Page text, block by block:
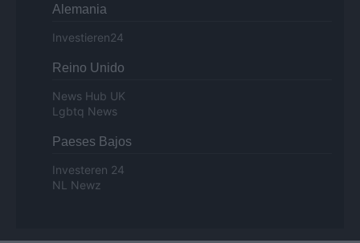
Alemania
Investieren24
Reino Unido
News Hub UK
Lgbtq News
Paeses Bajos
Investeren 24
NL Newz